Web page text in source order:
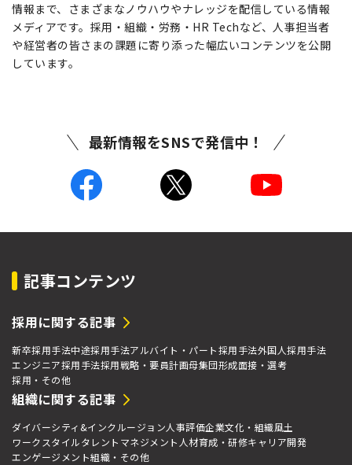
情報まで、さまざまなノウハウやナレッジを配信している情報
メディアです。採用・組織・労務・HR Techなど、人事担当者
や経営者の皆さまの課題に寄り添った幅広いコンテンツを公開
しています。
最新情報をSNSで発信中！
記事コンテンツ
採用に関する記事
新卒採用手法中途採用手法アルバイト・パート採用手法外国人採用手法
エンジニア採用手法採用戦略・要員計画母集団形成面接・選考
採用・その他
組織に関する記事
ダイバーシティ&インクルージョン人事評価企業文化・組織風土
ワークスタイルタレントマネジメント 人材育成・研修キャリア開発
エンゲージメント組織・その他